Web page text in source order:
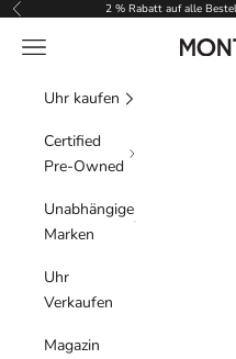
Zum Inhalt springen
Zurück 2 % Rabatt auf alle
Montredo
Menü
Uhr kaufen
Certified
Pre-Owned
Unabhängige
Marken
Uhr
Verkaufen
Magazin